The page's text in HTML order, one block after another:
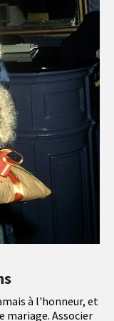
à l'honneur, et
mariage. Associer